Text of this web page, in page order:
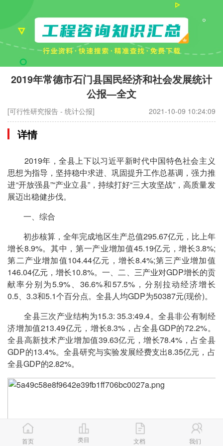
2019年常德市石门县国民经济和社会发展统计
公报—全文
[可行性研究报告 - 统计公报] 2021-10-09 10:24:09
详情
2019年，全县上下以习近平新时代中国特色社会主义
思想为指导，坚持稳中求进、巩固提升工作总基调，强力推
进“开放强县”“产业立县”，持续打好“三大攻坚战”，高质量发
展迈出稳健步伐。
一、综合
初步核算，全年完成地区生产总值295.67亿元，比上年
增长8.9%。其中，第一产业增加值45.19亿元，增长3.8%;
第二产业增加值104.44亿元，增长8.4%;第三产业增加值
146.04亿元，增长10.8%。一、二、三产业对GDP增长的贡
献率分别为5.9%、36.6%和57.5%，分别拉动经济增长
0.5、3.3和5.1个百分点。全县人均GDP为50387元(现价)。
全县三次产业结构为15.3: 35.3:49.4。全县非公有制经
济增加值213.49亿元，增长8.3%，占全县GDP的72.2%。
全县高新技术产业增加值39.63亿元，增长78.4%，占全县
GDP的13.4%。全县研究与实验发展经费支出8.35亿元，占
全县GDP的2.82%。
首页 类目 文档 我们